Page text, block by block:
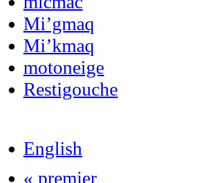
Mi’gmaq
Mi’kmaq
motoneige
Restigouche
English
« premier